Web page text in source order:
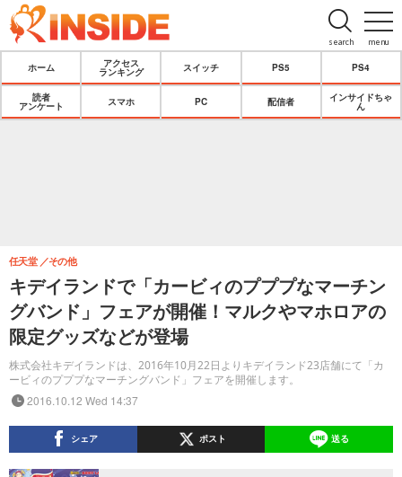
menu
search
ホーム
アクセス
ランキング
スイッチ PS5 PS4
読者
アンケート
スマホ PC 配信者
インサイドちゃ
ん
キデイランドで「カービィのプププなマーチン
グバンド」フェアが開催！マルクやマホロアの
限定グッズなどが登場
株式会社キデイランドは、2016年10月22日よりキデイランド23店舗にて「カ
ービィのプププなマーチングバンド」フェアを開催します。
任天堂 その他
2016.10.12 Wed 14:37
シェア ポスト 送る